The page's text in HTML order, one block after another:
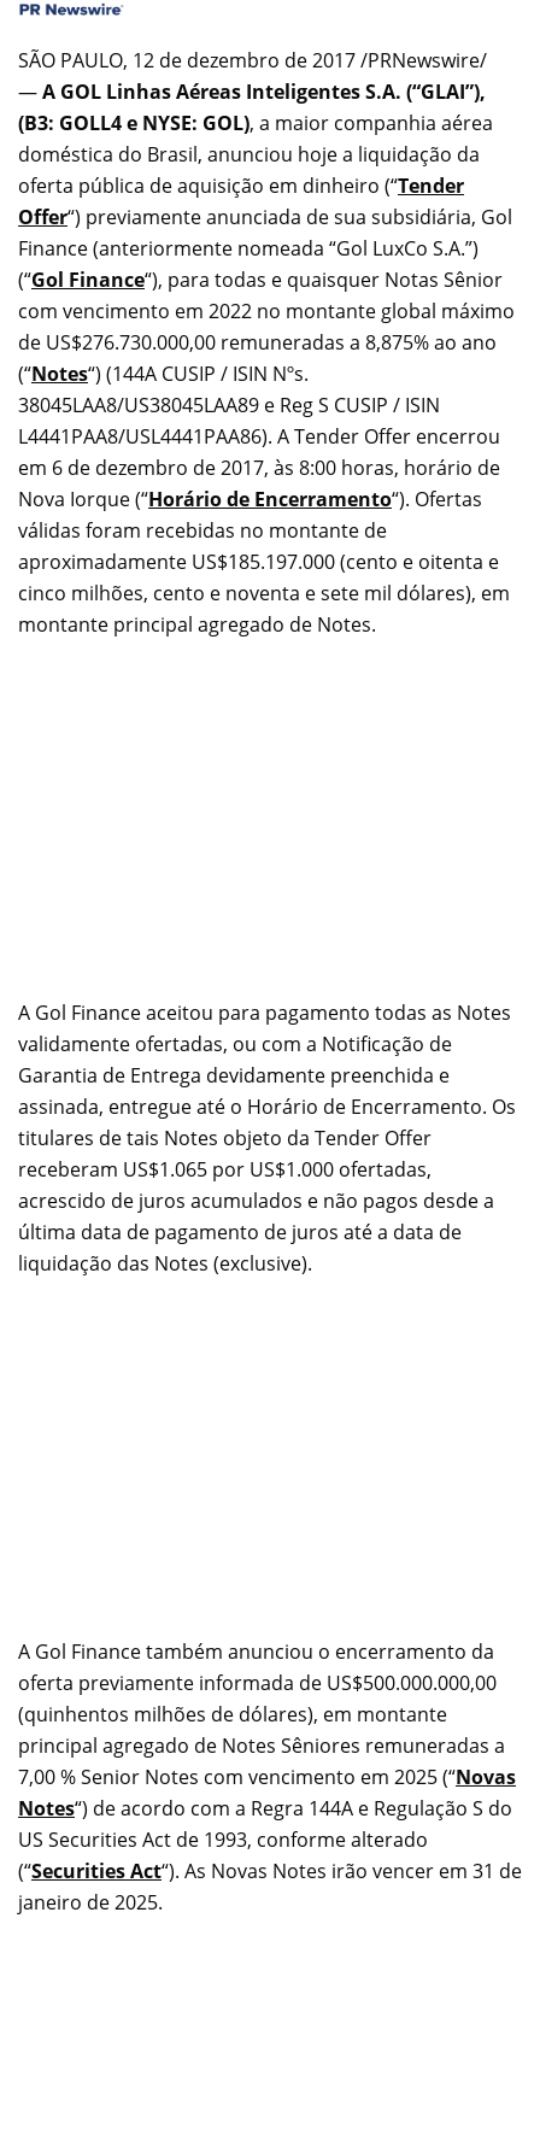
SÃO PAULO, 12 de dezembro de 2017 /PRNewswire/
—A GOL Linhas Aéreas Inteligentes S.A. (“GLAI”),
(B3: GOLL4 e NYSE: GOL), a maior companhia aérea
doméstica do Brasil, anunciou hoje a liquidação da
oferta pública de aquisição em dinheiro (“Tender
Offer“) previamente anunciada de sua subsidiária, Gol
Finance (anteriormente nomeada “Gol LuxCo S.A.”)
(“Gol Finance“), para todas e quaisquer Notas Sênior
com vencimento em 2022 no montante global máximo
de US$276.730.000,00 remuneradas a 8,875% ao ano
(“Notes“) (144A CUSIP / ISIN Nºs.
38045LAA8/US38045LAA89 e Reg S CUSIP / ISIN
L4441PAA8/USL4441PAA86). A Tender Offer encerrou
em 6 de dezembro de 2017, às 8:00 horas, horário de
Nova Iorque (“Horário de Encerramento“). Ofertas
válidas foram recebidas no montante de
aproximadamente US$185.197.000(cento e oitenta e
cinco milhões, cento e noventa e sete mil dólares), em
montante principal agregado de Notes.
A Gol Finance aceitou para pagamento todas as Notes
validamente ofertadas, ou com a Notificação de
Garantia de Entrega devidamente preenchida e
assinada, entregue até o Horário de Encerramento. Os
titulares de tais Notes objeto da Tender Offer
receberam US$1.065 por US$1.000 ofertadas,
acrescido de juros acumulados e não pagos desde a
última data de pagamento de juros até a data de
liquidação das Notes (exclusive).
A Gol Finance também anunciou o encerramento da
oferta previamente informada de US$500.000.000,00
(quinhentos milhões de dólares), em montante
principal agregado de Notes Sêniores remuneradas a
7,00 % Senior Notes com vencimento em 2025 (“Novas
Notes“) de acordo com a Regra 144A e Regulação S do
US Securities Act de 1993, conforme alterado
(“Securities Act“). As Novas Notes irão vencer em 31 de
janeiro de 2025.